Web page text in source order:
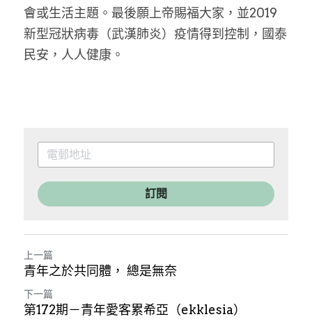
會或生活主題。最後願上帝賜福大家，並2019
新型冠狀病毒（武漢肺炎）疫情得到控制，國泰
民安，人人健康。
訂閱
上一篇
青年之於共同體， 總是無奈
下一篇
第172期－青年愛客累希亞（ekklesia）